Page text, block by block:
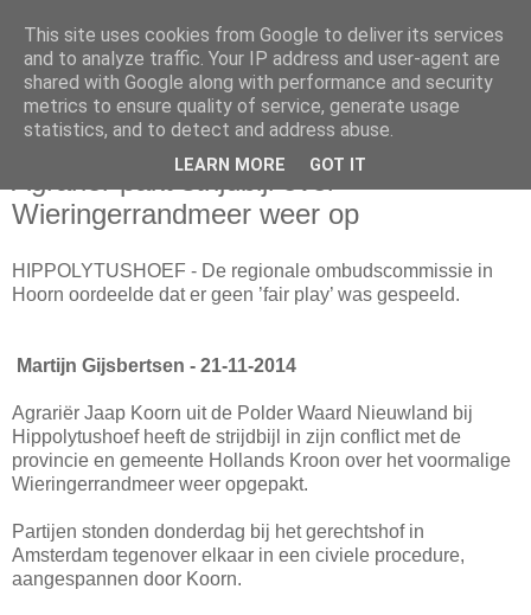
vrijdag 21 november 2014
Agrariër pakt strijdbijl over
Wieringerrandmeer weer op
HIPPOLYTUSHOEF - De regionale ombudscommissie in
Hoorn oordeelde dat er geen ’fair play’ was gespeeld.
Martijn Gijsbertsen - 21-11-2014
Agrariër Jaap Koorn uit de Polder Waard Nieuwland bij
Hippolytushoef heeft de strijdbijl in zijn conflict met de
provincie en gemeente Hollands Kroon over het voormalige
Wieringerrandmeer weer opgepakt.
Partijen stonden donderdag bij het gerechtshof in
Amsterdam tegenover elkaar in een civiele procedure,
aangespannen door Koorn.
This site uses cookies from Google to deliver its services
and to analyze traffic. Your IP address and user-agent are
shared with Google along with performance and security
metrics to ensure quality of service, generate usage
statistics, and to detect and address abuse.
LEARN MORE GOT IT